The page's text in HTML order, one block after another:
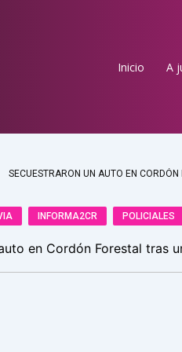
Inicio A
INFORMA2CR POLICIALES
en Cordón Forestal tras